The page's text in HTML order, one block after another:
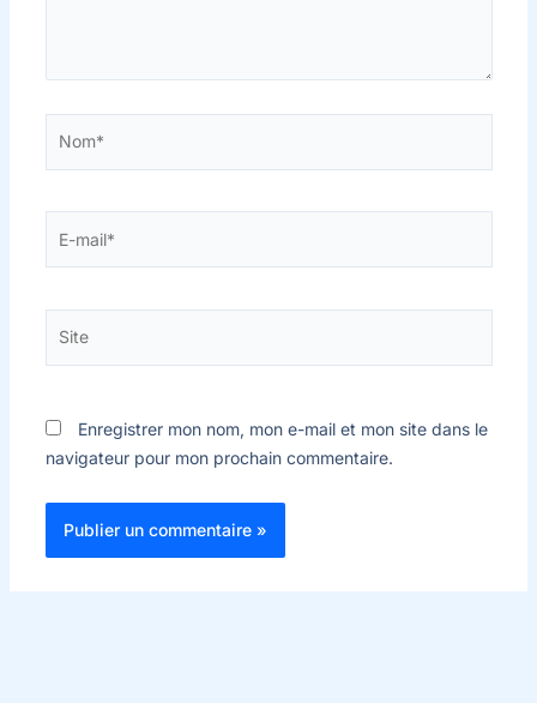
mail*
Enregistrer mon nom, mon e-mail et mon site dans le
navigateur pour mon prochain commentaire.